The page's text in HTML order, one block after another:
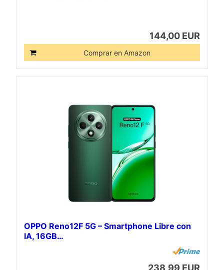
144,00 EUR
Comprar en Amazon
OPPO Reno12F 5G – Smartphone Libre con
IA, 16GB…
238,99 EUR